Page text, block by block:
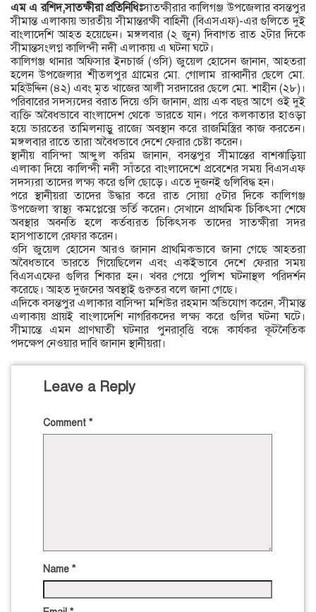
এম এ রশিদ,সাতক্ষীরা প্রতিনিধিঃসাতক্ষীরার কালিগঞ্জ উপজেলার বসন্তপুর
সীমান্ত এলাকায় ভারতীয় সীমান্তরক্ষী বাহিনী (বিএসএফ)-এর গুলিতে দুই
বাংলাদেশি আহত হয়েছেন। মঙ্গলবার (২ জুন) দিবাগত রাত ২টার দিকে
সীমান্তসংলগ্ন কালিন্দী নদী এলাকায় এ ঘটনা ঘটে।
কালিগঞ্জ থানার অফিসার ইনচার্জ (ওসি) জুয়েল হোসেন জানান, আহতরা
হলেন উপজেলার শীতলপুর গ্রামের মো. গোলাম রাব্বানীর ছেলে মো.
মহিউদ্দিন (৪২) এবং মৃত খাজের আলী সরদারের ছেলে মো. শাহীন (২৮)।
পরিবারের সদস্যদের বরাত দিয়ে ওসি জানান, প্রায় এক বছর আগে ওই দুই
ব্যক্তি অবৈধভাবে বাংলাদেশ থেকে ভারতে যান। পরে কলকাতার হাওড়া
হয়ে ভারতের তামিলনাড়ু রাজ্যে অবস্থান করে রাজমিস্ত্রির কাজ করতেন।
মঙ্গলবার রাতে তারা অবৈধভাবে দেশে ফেরার চেষ্টা করেন।
স্থানীয় বাসিন্দা আব্দুল করিম জানান, বসন্তপুর সীমান্তের বাশঝাড়িয়া
এলাকা দিয়ে কালিন্দী নদী সাঁতরে বাংলাদেশে প্রবেশের সময় বিএসএফ
সদস্যরা তাদের লক্ষ্য করে গুলি ছোড়ে। এতে দুজনই গুলিবিদ্ধ হন।
পরে স্থানীয়রা তাদের উদ্ধার করে রাত সোয়া ৫টার দিকে কালিগঞ্জ
উপজেলা স্বাস্থ্য কমপ্লেক্সে ভর্তি করেন। সেখানে প্রাথমিক চিকিৎসা শেষে
অবস্থার অবনতি হলে কর্তব্যরত চিকিৎসক তাদের সাতক্ষীরা সদর
হাসপাতালে রেফার করেন।
ওসি জুয়েল হোসেন আরও জানান প্রাথমিকভাবে জানা গেছে আহতরা
অবৈধভাবে ভারতে গিয়েছিলেন এবং একইভাবে দেশে ফেরার সময়
বিএসএফের গুলির শিকার হন। খবর পেয়ে পুলিশ ঘটনাস্থল পরিদর্শন
করেছে। আহত দুজনের অবস্থাই গুরুতর বলে জানা গেছে।
এদিকে বসন্তপুর এলাকার বাসিন্দা মশিউর রহমান অভিযোগ করেন, সীমান্ত
এলাকায় প্রায়ই বাংলাদেশি নাগরিকদের লক্ষ্য করে গুলির ঘটনা ঘটে।
সীমান্তে এমন প্রাণঘাতী ঘটনার পুনরাবৃত্তি বন্ধে কার্যকর কূটনৈতিক
পদক্ষেপ নেওয়ার দাবি জানান স্থানীয়রা।
Leave a Reply
Comment *
Name *